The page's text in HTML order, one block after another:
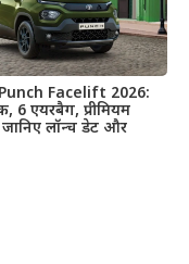
Facelift 2026:
6 एयरबैग, प्रीमियम
लॉन्च डेट और